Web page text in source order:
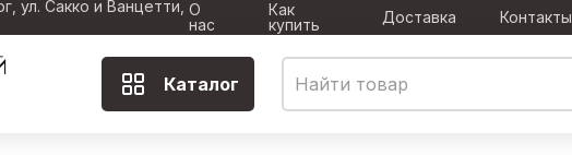
ул. Сакко и Ванцетти, О
нас
Как
купить
Доставка Контакты
Каталог